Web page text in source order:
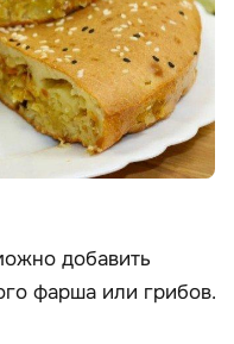
добавить
фарша или грибов.